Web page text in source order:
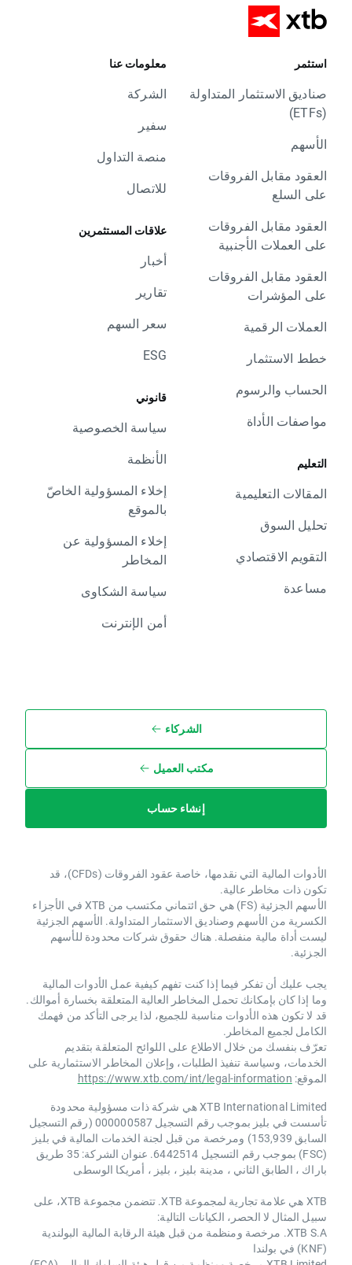
استثمر
صناديق الاستثمار المتداولة
(ETFs)
الأسهم
العقود مقابل الفروقات
على السلع
العقود مقابل الفروقات
على العملات الأجنبية
العقود مقابل الفروقات
على المؤشرات
العملات الرقمية
خطط الاستثمار
الحساب والرسوم
مواصفات الأداة
التعليم
المقالات التعليمية
تحليل السوق
التقويم الاقتصادي
مساعدة
معلومات عنا
الشركة
سفير
منصة التداول
للاتصال
علاقات المستثمرين
أخبار
تقارير
سعر السهم
ESG
قانوني
سياسة الخصوصية
الأنظمة
إخلاء المسؤولية الخاصّ
بالموقع
إخلاء المسؤولية عن
المخاطر
سياسة الشكاوى
أمن الإنترنت
الشركاء
مكتب العميل
إنشاء حساب
الأدوات المالية التي نقدمها، خاصة عقود الفروقات (CFDs)، قد
تكون ذات مخاطر عالية.
الأسهم الجزئية (FS) هي حق ائتماني مكتسب من XTB ​​في الأجزاء
الكسرية من الأسهم وصناديق الاستثمار المتداولة. الأسهم الجزئية
ليست أداة مالية منفصلة. هناك حقوق شركات محدودة للأسهم
الجزئية.
يجب عليك أن تفكر فيما إذا كنت تفهم كيفية عمل الأدوات المالية
وما إذا كان بإمكانك تحمل المخاطر العالية المتعلقة بخسارة أموالك.
قد لا تكون هذه الأدوات مناسبة للجميع، لذا يرجى التأكد من فهمك
الكامل لجميع المخاطر.
تعرّف بنفسك من خلال الاطلاع على اللوائح المتعلقة بتقديم
الخدمات، وسياسة تنفيذ الطلبات، وإعلان المخاطر الاستثمارية على
الموقع: https://www.xtb.com/int/legal-information
XTB International Limited هي شركة ذات مسؤولية محدودة
تأسست في بليز بموجب رقم التسجيل 000000587 (رقم التسجيل
السابق 153,939) ومرخصة من قبل لجنة الخدمات المالية في بليز
(FSC) بموجب رقم التسجيل 6442514. عنوان الشركة: 35 طريق
باراك ، الطابق الثاني ، مدينة بليز ، بليز ، أمريكا الوسطى
XTB هي علامة تجارية لمجموعة XTB. تتضمن مجموعة XTB، على
سبيل المثال لا الحصر، الكيانات التالية:
XTB S.A. مرخصة ومنظمة من قبل هيئة الرقابة المالية البولندية
(KNF) في بولندا